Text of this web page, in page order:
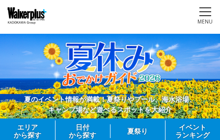
MENU
夏のイベント情報が満載！夏祭りやプール、海水浴場、
キャンプ場など遊べるスポットを大紹介
エリア
から探す
日付
から探す
夏祭り
イベント
ランキング